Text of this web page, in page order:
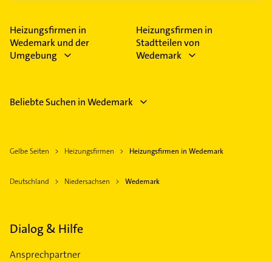
Heizungsfirmen in
Wedemark und der
Umgebung
Heizungsfirmen in
Stadtteilen von
Wedemark
Beliebte Suchen in Wedemark
Gelbe Seiten Heizungsfirmen Heizungsfirmen in Wedemark
Deutschland Niedersachsen Wedemark
Dialog & Hilfe
Ansprechpartner